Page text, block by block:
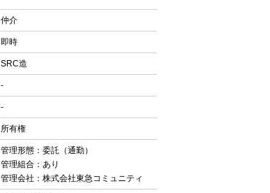
仲介
即時
SRC造
-
-
所有権
管理形態：委託（通勤）
管理組合：あり
管理会社：株式会社東急コミュニティ